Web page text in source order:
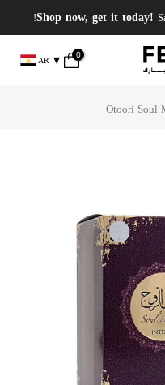
0
AR
Otoori Soul